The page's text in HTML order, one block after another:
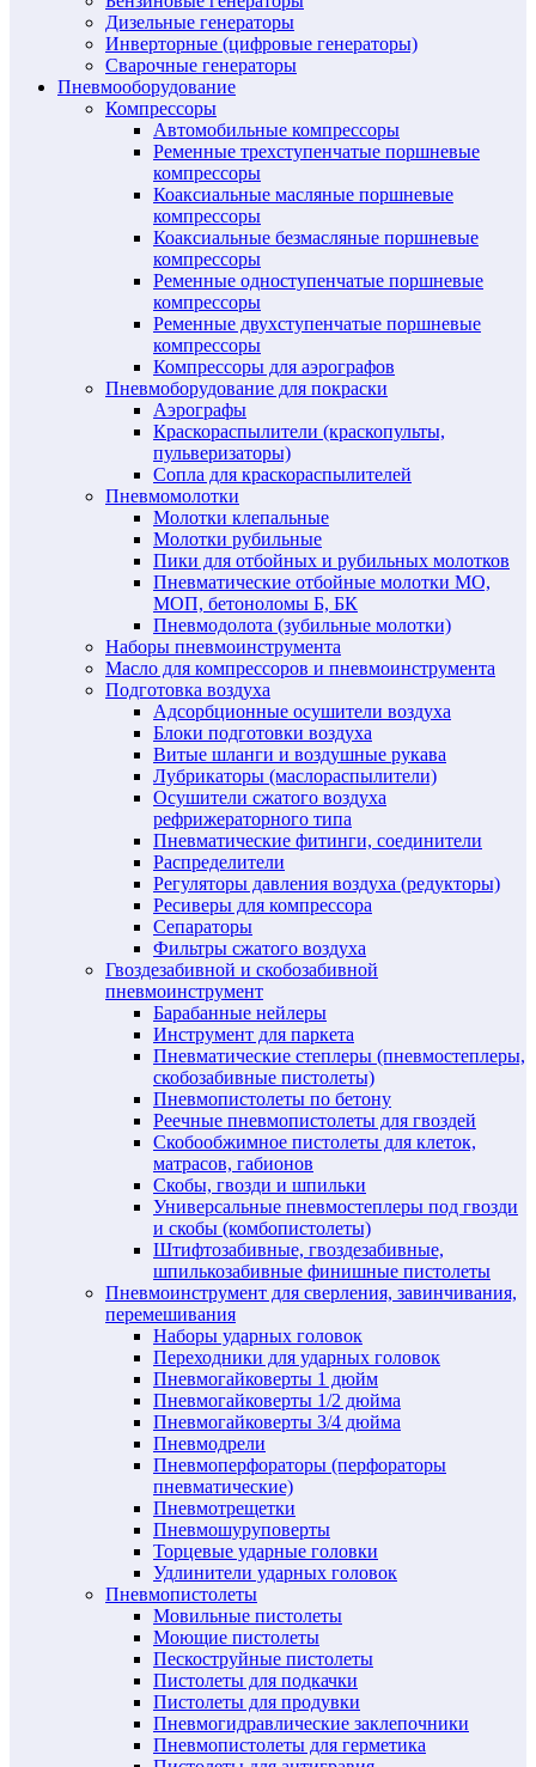
Дизельные генераторы
Инверторные (цифровые генераторы)
Сварочные генераторы
Пневмооборудование
Компрессоры
Автомобильные компрессоры
Ременные трехступенчатые поршневые
компрессоры
Коаксиальные масляные поршневые
компрессоры
Коаксиальные безмасляные поршневые
компрессоры
Ременные одноступенчатые поршневые
компрессоры
Ременные двухступенчатые поршневые
компрессоры
Компрессоры для аэрографов
Пневмоборудование для покраски
Аэрографы
Краскораспылители (краскопульты,
пульверизаторы)
Сопла для краскораспылителей
Пневмомолотки
Молотки клепальные
Молотки рубильные
Пики для отбойных и рубильных молотков
Пневматические отбойные молотки МО,
МОП, бетоноломы Б, БК
Пневмодолота (зубильные молотки)
Наборы пневмоинструмента
Масло для компрессоров и пневмоинструмента
Подготовка воздуха
Адсорбционные осушители воздуха
Блоки подготовки воздуха
Витые шланги и воздушные рукава
Лубрикаторы (маслораспылители)
Осушители сжатого воздуха
рефрижераторного типа
Пневматические фитинги, соединители
Распределители
Регуляторы давления воздуха (редукторы)
Ресиверы для компрессора
Сепараторы
Фильтры сжатого воздуха
Гвоздезабивной и скобозабивной
пневмоинструмент
Барабанные нейлеры
Инструмент для паркета
Пневматические степлеры (пневмостеплеры,
скобозабивные пистолеты)
Пневмопистолеты по бетону
Реечные пневмопистолеты для гвоздей
Скобообжимное пистолеты для клеток,
матрасов, габионов
Скобы, гвозди и шпильки
Универсальные пневмостеплеры под гвозди
и скобы (комбопистолеты)
Штифтозабивные, гвоздезабивные,
шпилькозабивные финишные пистолеты
Пневмоинструмент для сверления, завинчивания,
перемешивания
Наборы ударных головок
Переходники для ударных головок
Пневмогайковерты 1 дюйм
Пневмогайковерты 1/2 дюйма
Пневмогайковерты 3/4 дюйма
Пневмодрели
Пневмоперфораторы (перфораторы
пневматические)
Пневмотрещетки
Пневмошуруповерты
Торцевые ударные головки
Удлинители ударных головок
Пневмопистолеты
Мовильные пистолеты
Моющие пистолеты
Пескоструйные пистолеты
Пистолеты для подкачки
Пистолеты для продувки
Пневмогидравлические заклепочники
Пневмопистолеты для герметика